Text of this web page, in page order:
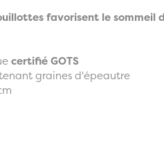
favorisent le sommeil
certifié GOTS
graines d'épeautre